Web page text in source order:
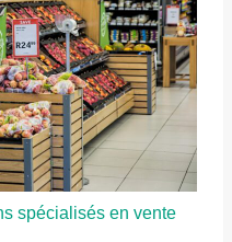
spécialisés en vente